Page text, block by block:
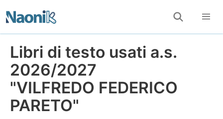
Libri di testo usati a.s.
2026/2027
"VILFREDO FEDERICO
PARETO"